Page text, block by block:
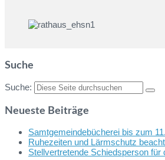
Suche
Suche:
Neueste Beiträge
Samtgemeindebücherei bis zum
Ruhezeiten und Lärmschutz
Stellvertretende Schiedsperson